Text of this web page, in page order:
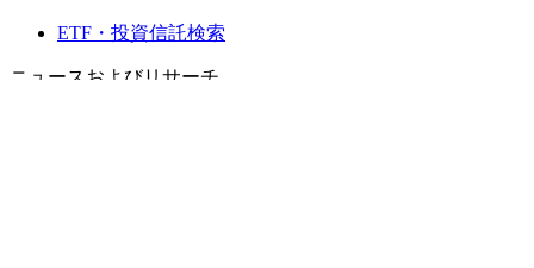
ETF・投資信託検索
ニュースおよびリサーチ